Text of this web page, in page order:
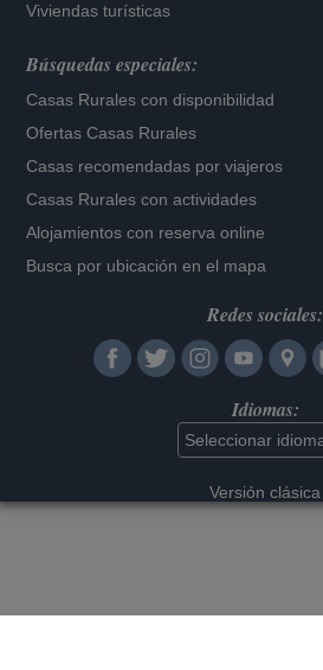
Viviendas turísticas
Búsquedas especiales:
Casas Rurales con disponibilidad
Ofertas Casas Rurales
Casas recomendadas por viajeros
Casas Rurales con actividades
Alojamientos con reserva online
Busca por ubicación en el mapa
Redes sociales:
Idiomas:
Versión clásica